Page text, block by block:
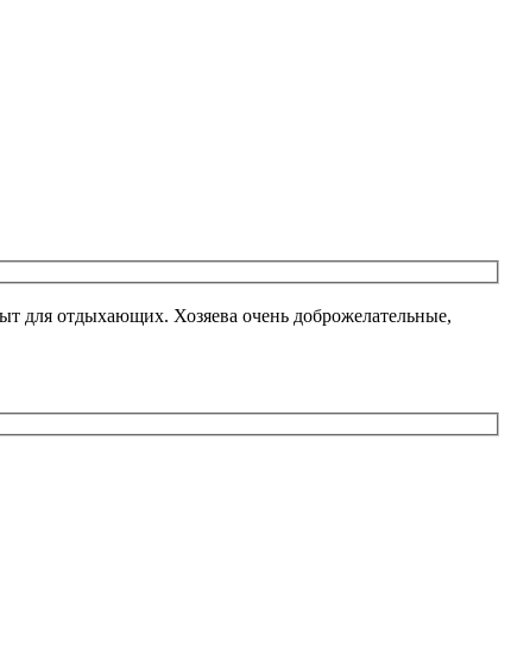
для отдыхающих. Хозяева очень доброжелательные,